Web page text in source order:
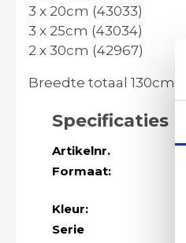
3 x 20cm (43033)
3 x 25cm (43034)
2 x 30cm (42967)
Breedte totaal 130cm
Specificaties
Artikelnr.
Formaat:
Kleur:
Serie